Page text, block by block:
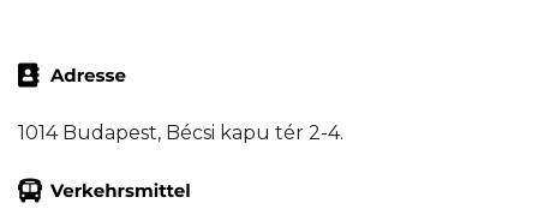
1014 Budapest, Bécsi kapu tér 2-4.